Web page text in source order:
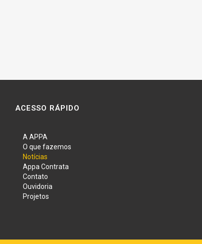
ACESSO RÁPIDO
A APPA
O que fazemos
Notícias
Appa Contrata
Contato
Ouvidoria
Projetos